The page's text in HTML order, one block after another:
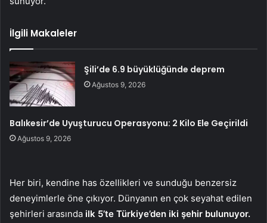
İlgili Makaleler
Şili’de 6.9 büyüklüğünde deprem
Ağustos 9, 2026
Balıkesir’de Uyuşturucu Operasyonu: 2 Kilo Ele Geçirildi
Ağustos 9, 2026
Her biri, kendine has özellikleri ve sunduğu benzersiz
deneyimlerle öne çıkıyor. Dünyanın en çok seyahat edilen
şehirleri arasında ilk 5’te Türkiye’den iki şehir bulunuyor.